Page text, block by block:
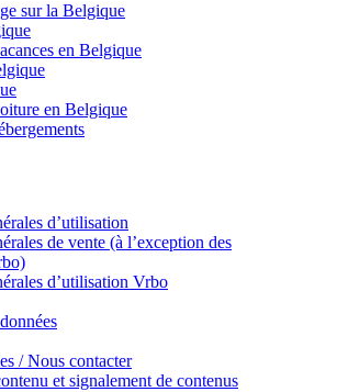
sur la Belgique
en Belgique
en Belgique
d’utilisation
de vente (à l’exception des
d’utilisation Vrbo
/ Nous contacter
et signalement de contenus